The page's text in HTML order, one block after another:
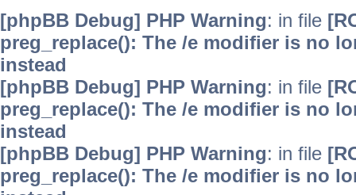
[phpBB Debug] PHP Warning: in file
preg_replace(): The /e modifier is no
instead
[phpBB Debug] PHP Warning: in file
preg_replace(): The /e modifier is no
instead
[phpBB Debug] PHP Warning: in file
preg_replace(): The /e modifier is no